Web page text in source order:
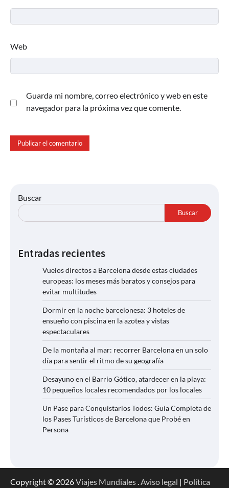
Web
Guarda mi nombre, correo electrónico y web en este
navegador para la próxima vez que comente.
Buscar
Buscar
Entradas recientes
Vuelos directos a Barcelona desde estas ciudades
europeas: los meses más baratos y consejos para
evitar multitudes
Dormir en la noche barcelonesa: 3 hoteles de
ensueño con piscina en la azotea y vistas
espectaculares
De la montaña al mar: recorrer Barcelona en un solo
día para sentir el ritmo de su geografía
Desayuno en el Barrio Gótico, atardecer en la playa:
10 pequeños locales recomendados por los locales
Un Pase para Conquistarlos Todos: Guía Completa de
los Pases Turísticos de Barcelona que Probé en
Persona
Copyright © 2026Viajes Mundiales Aviso legal | Política